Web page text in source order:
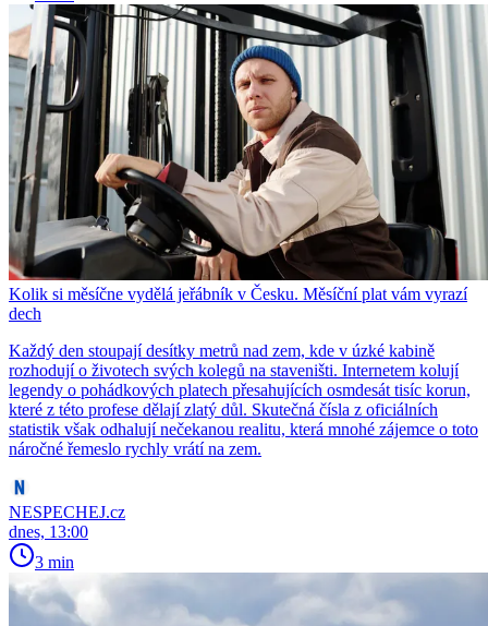
Kolik si měsíčne vydělá jeřábník v Česku. Měsíční plat vám vyrazí
dech
Každý den stoupají desítky metrů nad zem, kde v úzké kabině
rozhodují o životech svých kolegů na staveništi. Internetem kolují
legendy o pohádkových platech přesahujících osmdesát tisíc korun,
které z této profese dělají zlatý důl. Skutečná čísla z oficiálních
statistik však odhalují nečekanou realitu, která mnohé zájemce o toto
náročné řemeslo rychly vrátí na zem.
NESPECHEJ.cz
dnes, 13:00
3 min